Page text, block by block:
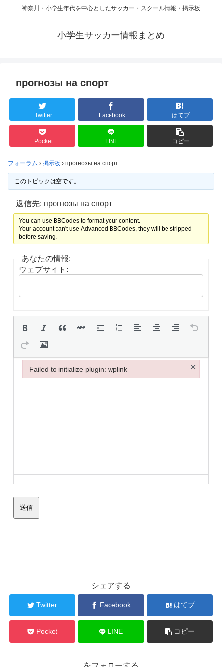
神奈川・小学生年代を中心としたサッカー・スクール情報・掲示板
小学生サッカー情報まとめ
прогнозы на спорт
Twitter Facebook はてブ
Pocket LINE コピー
フォーラム › 掲示板 › прогнозы на спорт
このトピックは空です。
返信先: прогнозы на спорт
You can use BBCodes to format your content.
Your account can't use Advanced BBCodes, they will be stripped
before saving.
あなたの情報:
ウェブサイト:
送信
シェアする
Twitter Facebook はてブ
Pocket LINE コピー
Failed to initialize plugin: wplink ×
Failed to initialize plugin: wplink